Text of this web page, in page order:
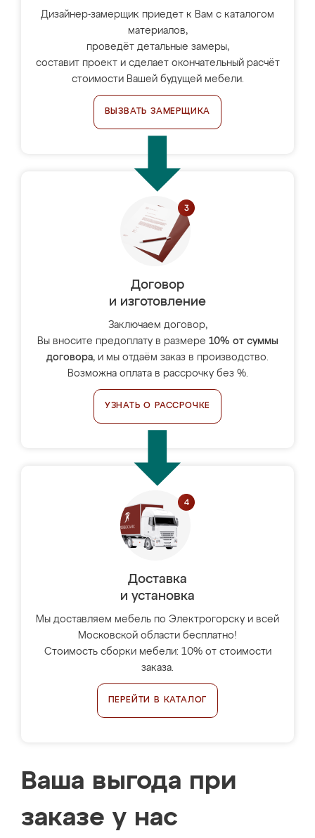
Дизайнер-замерщик приедет к Вам с каталогом
материалов,
проведёт детальные замеры,
составит проект и сделает окончательный расчёт
стоимости Вашей будущей мебели.
ВЫЗВАТЬ ЗАМЕРЩИКА
Договор
и изготовление
Заключаем договор,
Вы вносите предоплату в размере 10% от суммы
договора, и мы отдаём заказ в производство.
Возможна оплата в рассрочку без %.
УЗНАТЬ О РАССРОЧКЕ
Доставка
и установка
Мы доставляем мебель по Электрогорску и всей
Московской области бесплатно!
Стоимость сборки мебели: 10% от стоимости
заказа.
ПЕРЕЙТИ В КАТАЛОГ
Ваша выгода при
заказе у нас